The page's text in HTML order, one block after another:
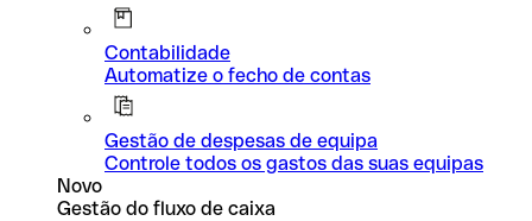
Contabilidade
Automatize o fecho de contas
Gestão de despesas de equipa
Controle todos os gastos das suas equipas
Novo
Gestão do fluxo de caixa